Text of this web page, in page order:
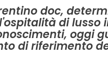
doc,
di lusso
oggi
di riferimento